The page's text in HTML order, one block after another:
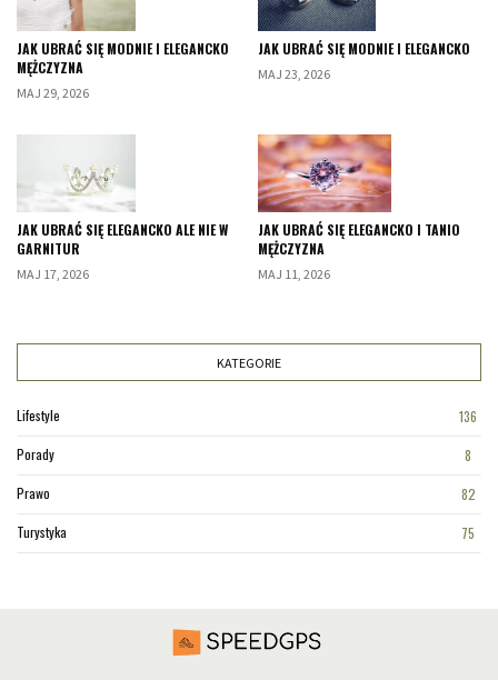
JAK UBRAĆ SIĘ MODNIE I ELEGANCKO
MĘŻCZYZNA
MAJ 29, 2026
JAK UBRAĆ SIĘ MODNIE I ELEGANCKO
MAJ 23, 2026
JAK UBRAĆ SIĘ ELEGANCKO ALE NIE W
GARNITUR
MAJ 17, 2026
JAK UBRAĆ SIĘ ELEGANCKO I TANIO
MĘŻCZYZNA
MAJ 11, 2026
KATEGORIE
Lifestyle
136
Porady
8
Prawo
82
Turystyka
75